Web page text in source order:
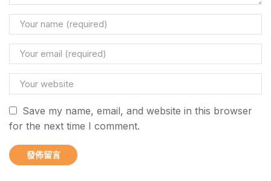
Save my name, email, and website in this browser
for the next time I comment.